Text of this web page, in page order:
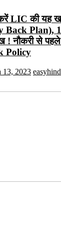
LIC की यह
Back Plan),
नौकरी से पहले
Policy
13, 2023